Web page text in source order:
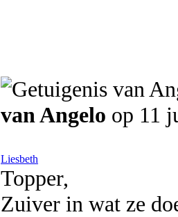
van Angelo op 11
Liesbeth
Topper,
Zuiver in wat ze